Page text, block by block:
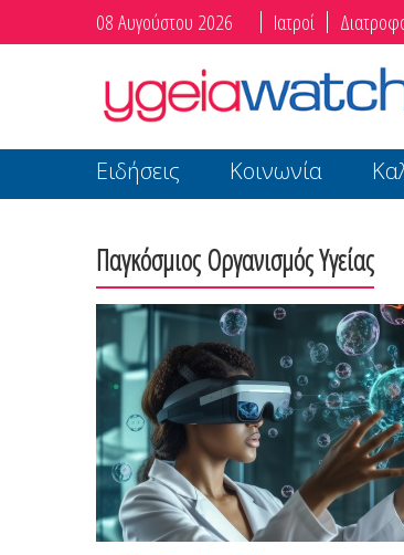
08 Αυγούστου 2026 Ιατροί
Ειδήσεις Κοινωνία
Παγκόσμιος Οργανισμός Υγείας